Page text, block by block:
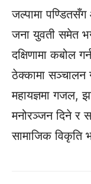
जल्पामा
जना युवती समेत
दक्षिणामा कबोल
ठेक्कामा सञ्चालन
महायज्ञमा गजल,
मनोरञ्जन दिने र
सामाजिक विकृति